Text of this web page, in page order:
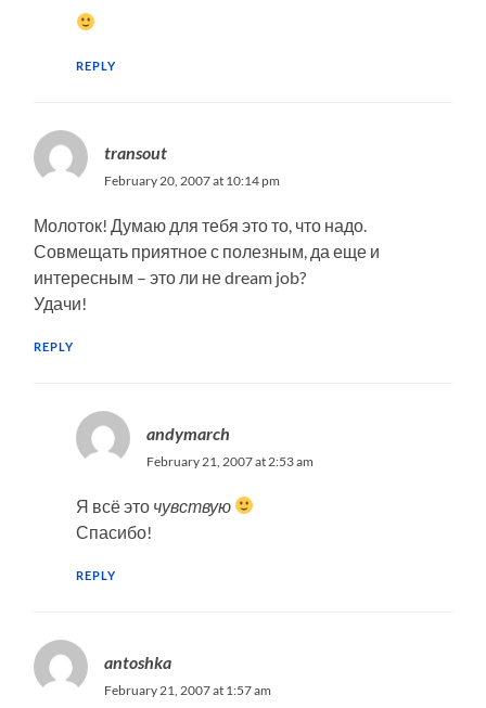
REPLY
transout
February 20, 2007 at 10:14 pm
Молоток! Думаю для тебя это то, что надо.
Совмещать приятное с полезным, да еще и
интересным – это ли не dream job?
Удачи!
REPLY
andymarch
February 21, 2007 at 2:53 am
Я всё это чувствую
Спасибо!
REPLY
antoshka
February 21, 2007 at 1:57 am